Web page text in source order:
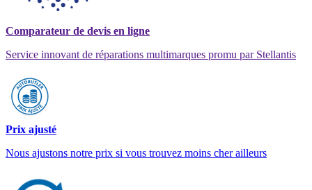
Comparateur de devis en ligne
Service innovant de réparations multimarques promu par Stellantis
Prix ajusté
Nous ajustons notre prix si vous trouvez moins cher ailleurs